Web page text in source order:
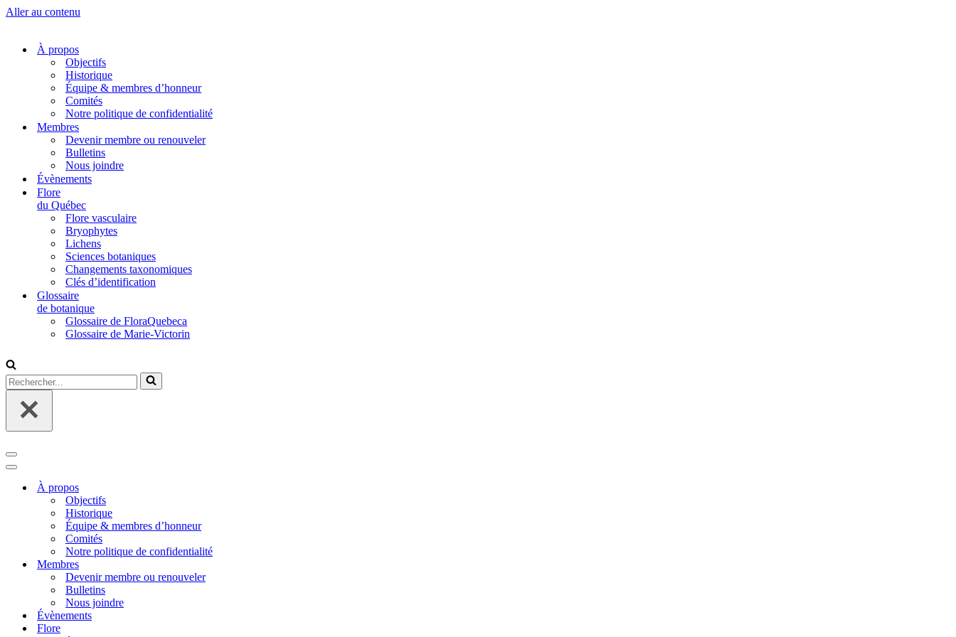
Aller au contenu
À propos
Objectifs
Historique
Équipe & membres d’honneur
Comités
Notre politique de confidentialité
Membres
Devenir membre ou renouveler
Bulletins
Nous joindre
Évènements
Flore
du Québec
Flore vasculaire
Bryophytes
Lichens
Sciences botaniques
Changements taxonomiques
Clés d’identification
Glossaire
de botanique
Glossaire de FloraQuebeca
Glossaire de Marie-Victorin
Rechercher...
Menu
de
navigation
Menu
navigationÀ propos
Objectifs
Historique
Équipe & membres d’honneur
Comités
Notre politique de confidentialité
Membres
Devenir membre ou renouveler
Bulletins
Nous joindre
Évènements
Flore